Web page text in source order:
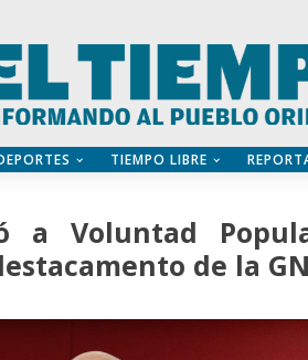
TIEMPO LIBRE
a Voluntad
de la